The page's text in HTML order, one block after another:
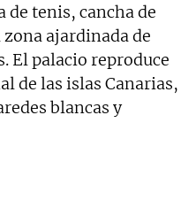
tenis, cancha de
ajardinada de
El palacio reproduce
de las islas Canarias,
blancas y